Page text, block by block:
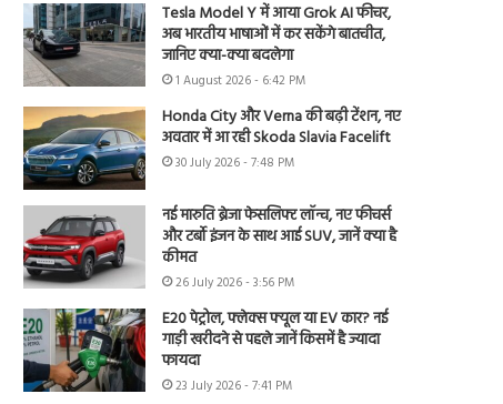
Tesla Model Y में आया Grok AI फीचर,
अब भारतीय भाषाओं में कर सकेंगे बातचीत,
जानिए क्या-क्या बदलेगा
1 August 2026 - 6:42 PM
Honda City और Verna की बढ़ी टेंशन, नए
अवतार में आ रही Skoda Slavia Facelift
30 July 2026 - 7:48 PM
नई मारुति ब्रेजा फेसलिफ्ट लॉन्च, नए फीचर्स
और टर्बो इंजन के साथ आई SUV, जानें क्या है
कीमत
26 July 2026 - 3:56 PM
E20 पेट्रोल, फ्लेक्स फ्यूल या EV कार? नई
गाड़ी खरीदने से पहले जानें किसमें है ज्यादा
फायदा
23 July 2026 - 7:41 PM